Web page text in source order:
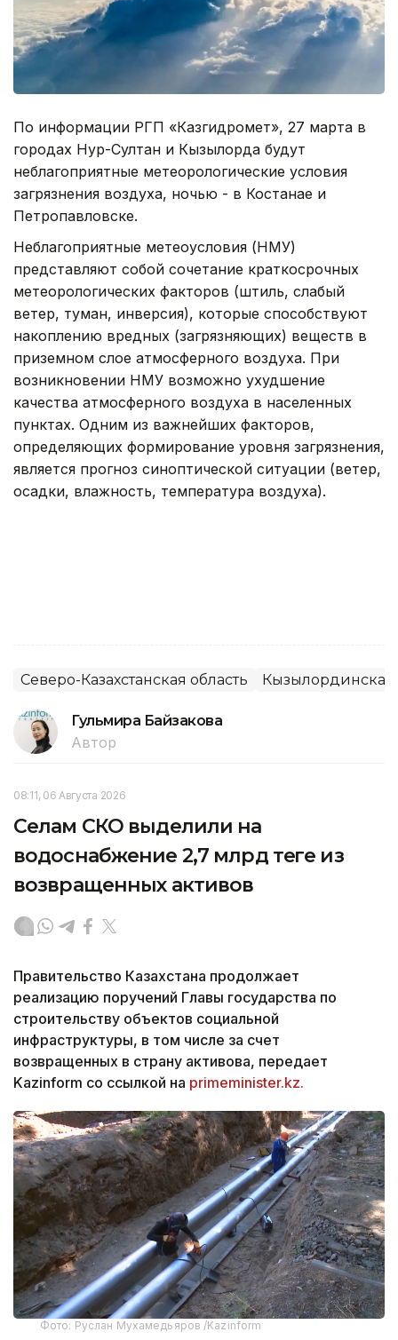
По информации РГП «Казгидромет», 27 марта в
городах Нур-Султан и Кызылорда будут
неблагоприятные метеорологические условия
загрязнения воздуха, ночью - в Костанае и
Петропавловске.
Неблагоприятные метеоусловия (НМУ)
представляют собой сочетание краткосрочных
метеорологических факторов (штиль, слабый
ветер, туман, инверсия), которые способствуют
накоплению вредных (загрязняющих) веществ в
приземном слое атмосферного воздуха. При
возникновении НМУ возможно ухудшение
качества атмосферного воздуха в населенных
пунктах. Одним из важнейших факторов,
определяющих формирование уровня загрязнения,
является прогноз синоптической ситуации (ветер,
осадки, влажность, температура воздуха).
Северо-Казахстанская область Кызылординская
Гульмира Байзакова
Автор
08:11, 06 Августа 2026
Селам СКО выделили на
водоснабжение 2,7 млрд теңге из
возвращенных активов
Правительство Казахстана продолжает
реализацию поручений Главы государства по
строительству объектов социальной
инфраструктуры, в том числе за счет
возвращенных в страну активова, передает
Kazinform со ссылкой на primeminister.kz.
Фото: Руслан Мухамедьяров /Kazinform